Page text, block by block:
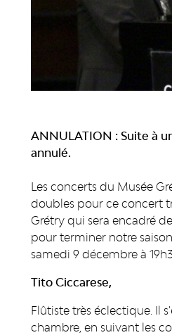
ANNULATION : Suite à
annulé.
Les concerts du Musée
doubles pour ce concert
Grétry qui sera encadré
pour terminer notre
samedi 9 décembre à
Tito Ciccarese,
Flûtiste très éclectique. Il
chambre, en suivant les